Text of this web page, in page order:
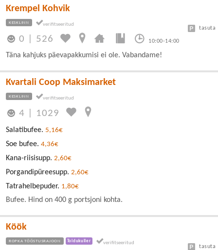
Krempel Kohvik
KESKLINN
0 526 10:00-14:00
tasuta
Täna kahjuks päevapakkumisi ei ole. Vabandame!
Kvartali Coop Maksimarket
KESKLINN
4 1029
Salatibufee. 5,16€
Soe bufee. 4,36€
Kana-riisisupp. 2,60€
Porgandipüreesupp. 2,60€
Tatrahelbepuder. 1,80€
Bufee. Hind on 400 g portsjoni kohta.
Köök
ROPKA TÖÖSTUSRAJOON Toidukuller
tasuta